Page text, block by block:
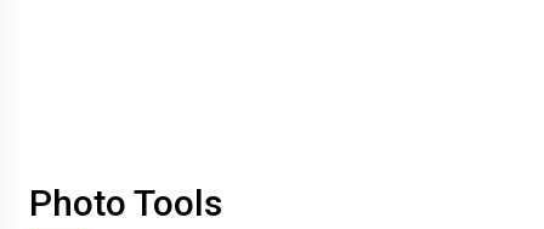
Photo Tools